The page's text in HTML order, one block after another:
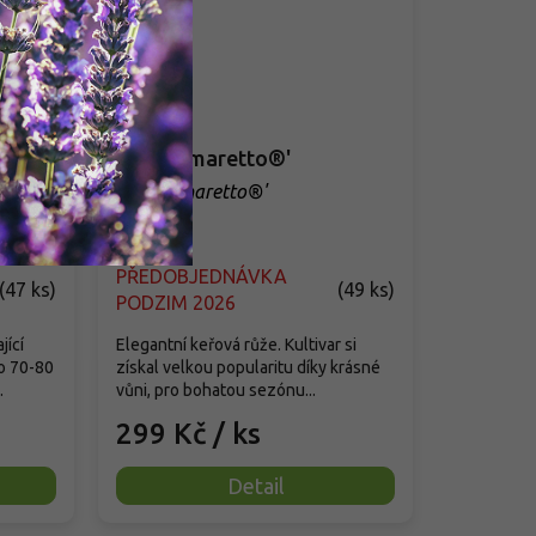
(47 ks)
70-80
Růže 'Amaretto®'
Rosa 'Amaretto®'
PŘEDOBJEDNÁVKA
PODZIM 2026
(49 ks)
299 Kč / ks
Detail
Elegantní keřová růže. Kultivar si
získal velkou popularitu díky krásné
vůni, pro bohatou sezónu...